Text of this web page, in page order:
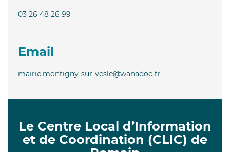
03 26 48 26 99
Email
mairie.montigny-sur-vesle@wanadoo.fr
Le Centre Local d’Information
et de Coordination (CLIC) de